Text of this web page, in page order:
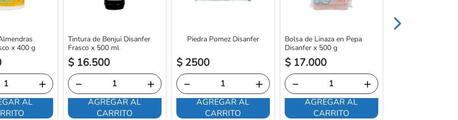
x 400 g
＋
AL
Tintura de Benjui Disanfer
Frasco x 500 ml
$ 16.500
＋
－
AGREGAR AL
CARRITO
Piedra Pomez Disanfer
$ 2500
＋
－
AGREGAR AL
CARRITO
Bolsa de Linaza en Pepa
Disanfer x 500 g
$ 17.000
＋
－
AGREGAR AL
CARRITO